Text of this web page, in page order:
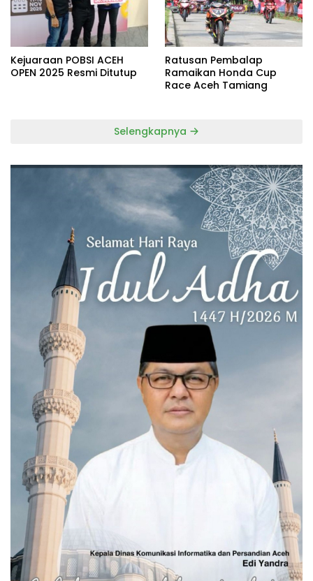
Kejuaraan POBSI ACEH
OPEN 2025 Resmi Ditutup
Ratusan Pembalap
Ramaikan Honda Cup
Race Aceh Tamiang
Selengkapnya